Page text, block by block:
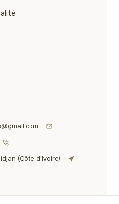
(Côte d'Ivoire)